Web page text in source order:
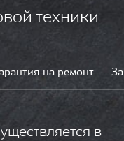
техники
на ремонт
в